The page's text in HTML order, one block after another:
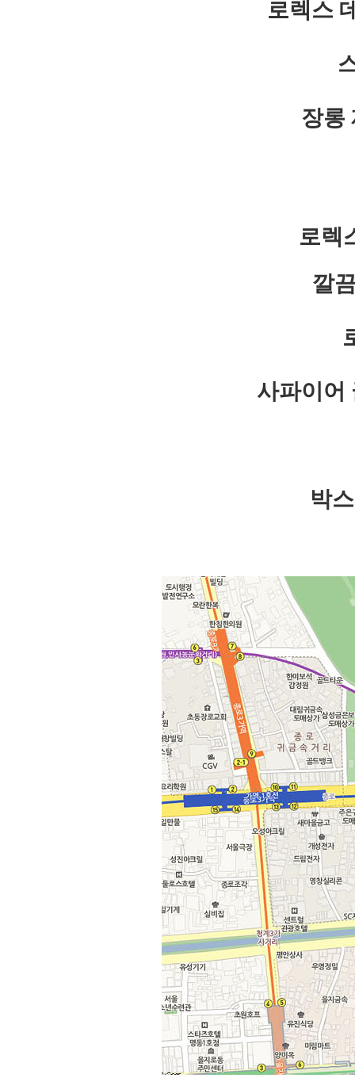
로렉스
장롱
로렉
깔
사파이어
박